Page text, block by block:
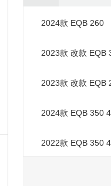
2024款 EQB 260
2023款 改款 EQB
2023款 改款 EQB
2024款 EQB 350
2022款 EQB 350